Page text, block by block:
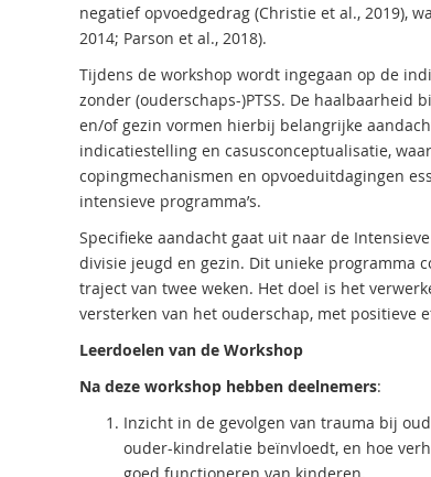
negatief opvoedgedrag (Christie et al., 2019),
2014; Parson et al., 2018).
Tijdens de workshop wordt ingegaan op de
zonder (ouderschaps-)PTSS. De haalbaarheid
en/of gezin vormen hierbij belangrijke
indicatiestelling en casusconceptualisatie,
copingmechanismen en opvoeduitdagingen
intensieve programma’s.
Specifieke aandacht gaat uit naar de
divisie jeugd en gezin. Dit unieke programma
traject van twee weken. Het doel is het
versterken van het ouderschap, met positieve
Leerdoelen van de Workshop
Na deze workshop hebben deelnemers:
Inzicht in de gevolgen van trauma bij
ouder-kindrelatie beïnvloedt, en hoe